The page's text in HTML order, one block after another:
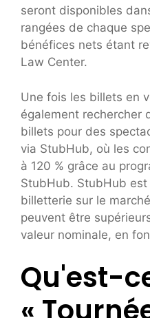
seront disponibles
rangées de chaque
bénéfices nets étant
Law Center.
Une fois les billets en
également rechercher
billets pour des
via StubHub, où les
à 120 % grâce au
StubHub. StubHub
billetterie sur le
peuvent être
valeur nominale, en
Qu'est-